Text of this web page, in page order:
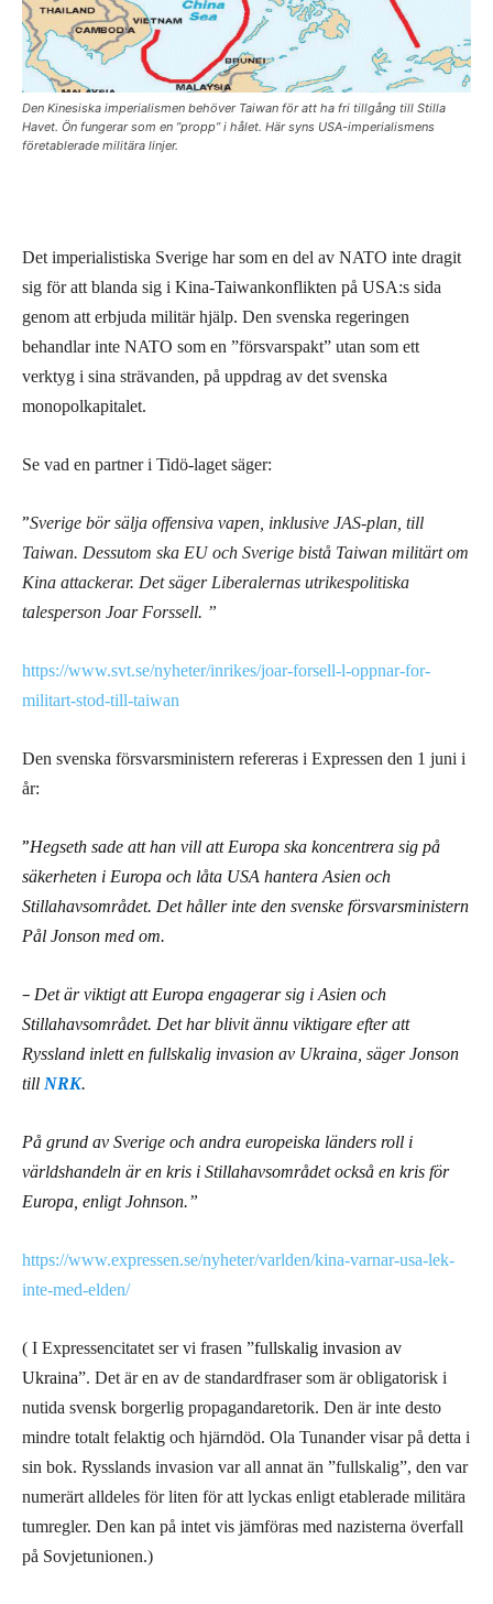
Den Kinesiska imperialismen behöver Taiwan för att ha fri tillgång till Stilla
Havet. Ön fungerar som en ”propp” i hålet. Här syns USA-imperialismens
företablerade militära linjer.
Det imperialistiska Sverige har som en del av NATO inte dragit
sig för att blanda sig i Kina-Taiwankonflikten på USA:s sida
genom att erbjuda militär hjälp. Den svenska regeringen
behandlar inte NATO som en ”försvarspakt” utan som ett
verktyg i sina strävanden, på uppdrag av det svenska
monopolkapitalet.
Se vad en partner i Tidö-laget säger:
”Sverige bör sälja offensiva vapen, inklusive JAS-plan, till
Taiwan. Dessutom ska EU och Sverige bistå Taiwan militärt om
Kina attackerar. Det säger Liberalernas utrikespolitiska
talesperson Joar Forssell. ”
https://www.svt.se/nyheter/inrikes/joar-forsell-l-oppnar-for-
militart-stod-till-taiwan
Den svenska försvarsministern refereras i Expressen den 1 juni i
år:
”Hegseth sade att han vill att Europa ska koncentrera sig på
säkerheten i Europa och låta USA hantera Asien och
Stillahavsområdet. Det håller inte den svenske försvarsministern
Pål Jonson med om.
– Det är viktigt att Europa engagerar sig i Asien och
Stillahavsområdet. Det har blivit ännu viktigare efter att
Ryssland inlett en fullskalig invasion av Ukraina, säger Jonson
till NRK.
På grund av Sverige och andra europeiska länders roll i
världshandeln är en kris i Stillahavsområdet också en kris för
Europa, enligt Johnson.”
https://www.expressen.se/nyheter/varlden/kina-varnar-usa-lek-
inte-med-elden/
( I Expressencitatet ser vi frasen ”fullskalig invasion av
Ukraina”. Det är en av de standardfraser som är obligatorisk i
nutida svensk borgerlig propagandaretorik. Den är inte desto
mindre totalt felaktig och hjärndöd. Ola Tunander visar på detta i
sin bok. Rysslands invasion var all annat än ”fullskalig”, den var
numerärt alldeles för liten för att lyckas enligt etablerade militära
tumregler. Den kan på intet vis jämföras med nazisterna överfall
på Sovjetunionen.)